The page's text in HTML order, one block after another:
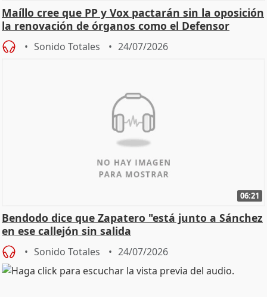
Maíllo cree que PP y Vox pactarán sin la oposición
la renovación de órganos como el Defensor
Sonido Totales 24/07/2026
06:21
Bendodo dice que Zapatero "está junto a Sánchez
en ese callejón sin salida
Sonido Totales 24/07/2026